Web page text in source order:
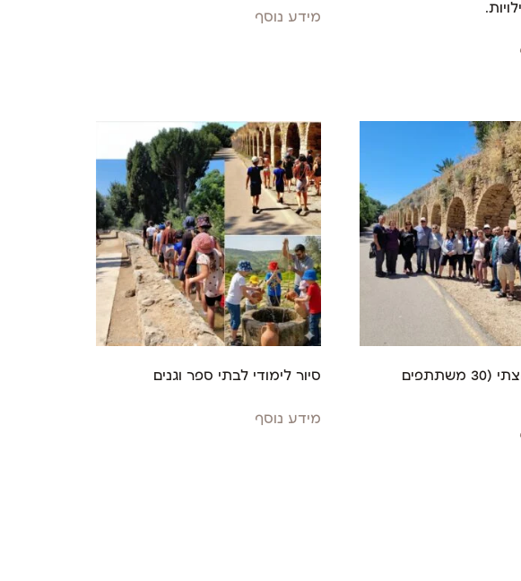
מידע נוסף
כרטיס קבוצתי (30 משתתפים
סיור לימודי לבתי ספר וגנים
מידע נוסף